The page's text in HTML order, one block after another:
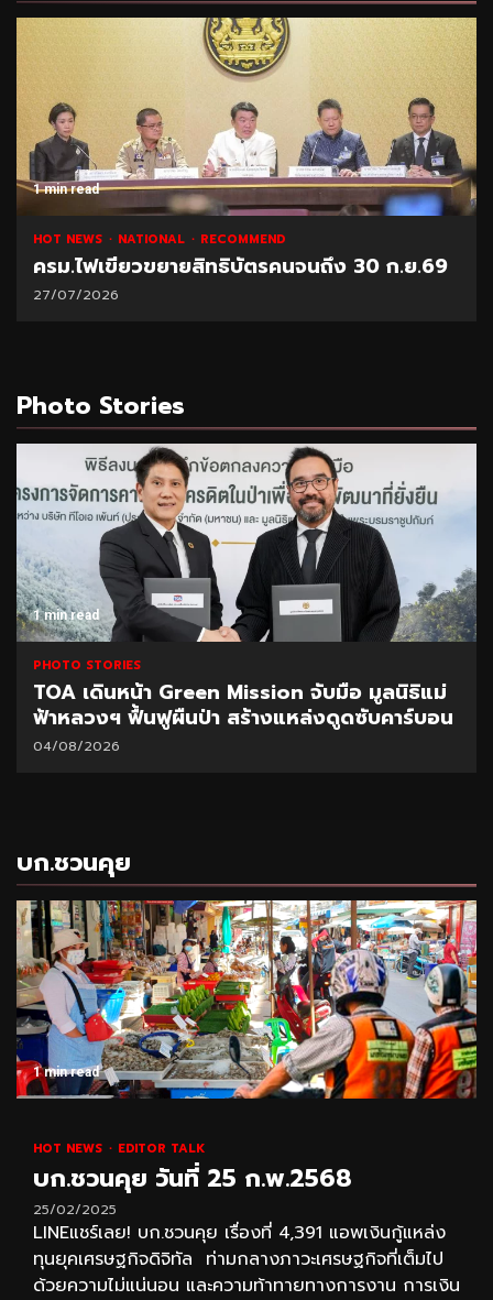
1 min read
HOT NEWS NATIONAL RECOMMEND
ครม.ไฟเขียวขยายสิทธิบัตรคนจนถึง 30 ก.ย.69
27/07/2026
Photo Stories
1 min read
PHOTO STORIES
TOA เดินหน้า Green Mission จับมือ มูลนิธิแม่
ฟ้าหลวงฯ ฟื้นฟูผืนป่า สร้างแหล่งดูดซับคาร์บอน
04/08/2026
บก.ชวนคุย
1 min read
HOT NEWS EDITOR TALK
บก.ชวนคุย วันที่ 25 ก.พ.2568
25/02/2025
LINEแชร์เลย! บก.ชวนคุย เรื่องที่ 4,391 แอพเงินกู้แหล่ง
ทุนยุคเศรษฐกิจดิจิทัล ท่ามกลางภาวะเศรษฐกิจที่เต็มไป
ด้วยความไม่แน่นอน และความท้าทายทางการงาน การเงิน